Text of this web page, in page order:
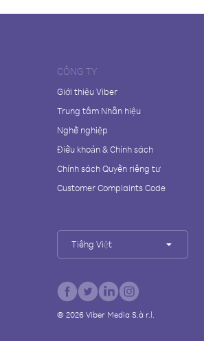
CÔNG TY
Giới thiệu Viber
Trung tâm Nhãn hiệu
Nghề nghiệp
Điều khoản & Chính sách
Chính sách Quyền riêng tư
Customer Complaints Code
Tiếng Việt
© 2026Viber Media S.à r.l.